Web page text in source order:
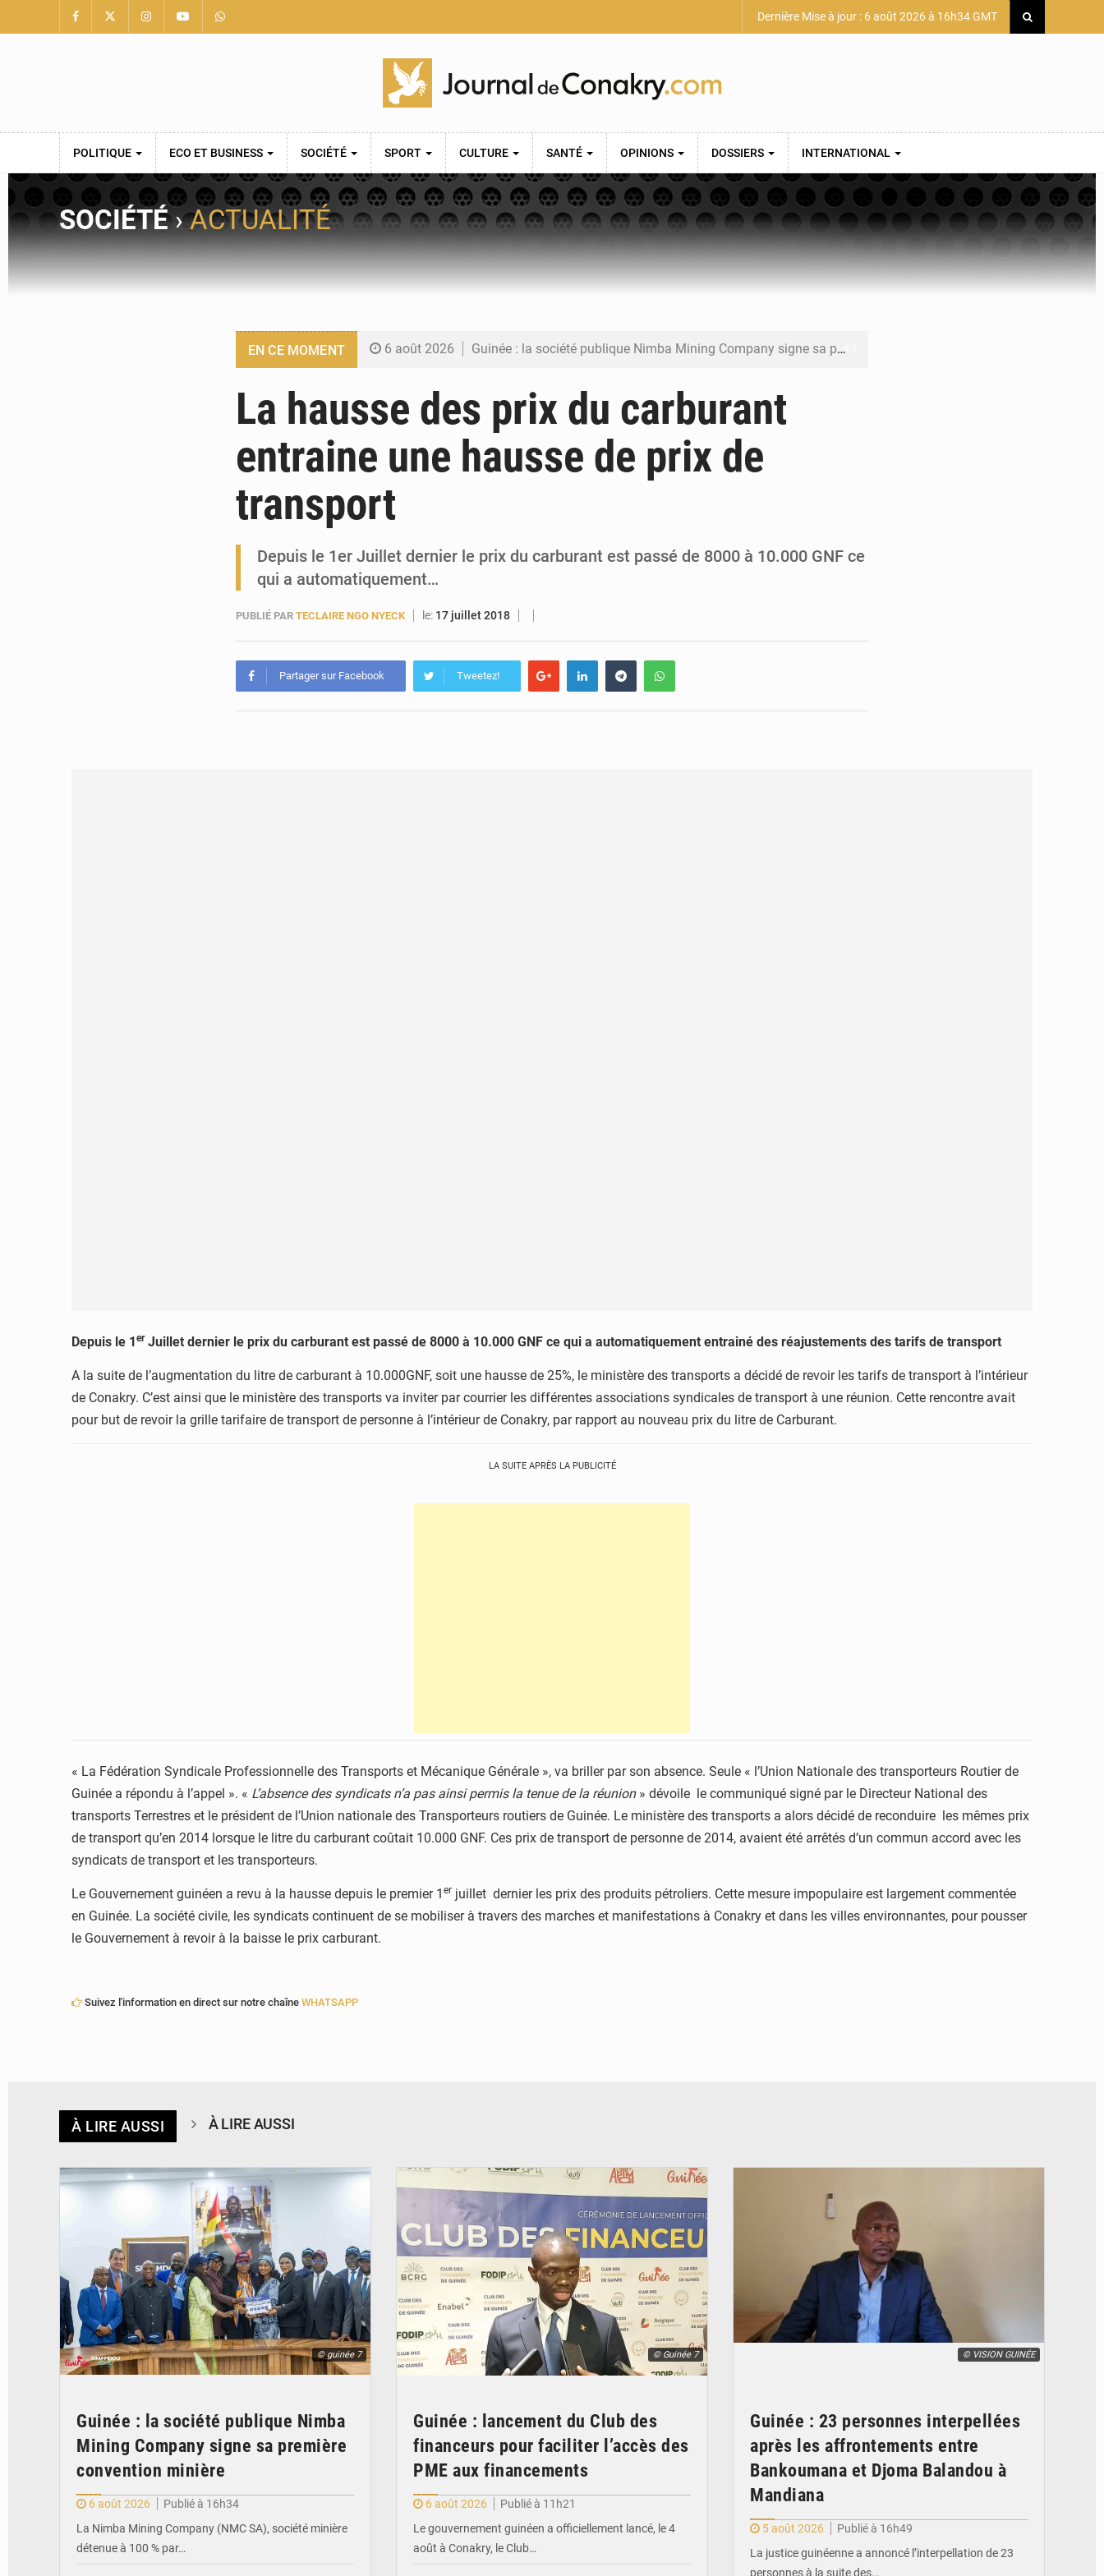
Dernière Mise à jour : 6 août 2026 à 16h34 GMT
POLITIQUE ECO ET BUSINESS SOCIÉTÉ SPORT CULTURE SANTÉ OPINIONS DOSSIERS INTERNATIONAL
SOCIÉTÉ›ACTUALITÉ
EN CE MOMENT 6 août 2026 Guinée : la société publique Nimba Mining Company signe sa première convention minière
5 août 2026 Guinée : 23 personnes interpellées après les affrontements entre Bankoumana et Djoma Balandou à Mandiana
5 août 2026 Guinée : Amara Camara prend la coordination de l’action de l’État en l’absence du président Mamadi Doumbouya
5 août 2026
La hausse des prix du carburant
entraine une hausse de prix de
transport
Depuis le 1er Juillet dernier le prix du carburant est passé de 8000 à 10.000 GNF ce
qui a automatiquement…
PUBLIÉ PAR TECLAIRE NGO NYECK le: 17 juillet 2018
Partager sur Facebook Tweetez!
Depuis le 1erJuillet dernier le prix du carburant est passé de 8000 à 10.000 GNF ce qui a automatiquement entrainé des réajustements des tarifs de transport
A la suite de l’augmentation du litre de carburant à 10.000GNF, soit une hausse de 25%, le ministère des transports a décidé de revoir les tarifs de transport à l’intérieur
de Conakry. C’est ainsi que le ministère des transports va inviter par courrier les différentes associations syndicales de transport à une réunion. Cette rencontre avait
pour but de revoir la grille tarifaire de transport de personne à l’intérieur de Conakry, par rapport au nouveau prix du litre de Carburant.
LA SUITE APRÈS LA PUBLICITÉ
« La Fédération Syndicale Professionnelle des Transports et Mécanique Générale », va briller par son absence. Seule « l’Union Nationale des transporteurs Routier de
Guinée a répondu à l’appel ». « L’absence des syndicats n’a pas ainsi permis la tenue de la réunion» dévoile le communiqué signé par le Directeur National des
transports Terrestres et le président de l’Union nationale des Transporteurs routiers de Guinée. Le ministère des transports a alors décidé de reconduire les mêmes prix
de transport qu’en 2014 lorsque le litre du carburant coûtait 10.000 GNF. Ces prix de transport de personne de 2014, avaient été arrêtés d’un commun accord avec les
syndicats de transport et les transporteurs.
Le Gouvernement guinéen a revu à la hausse depuis le premier 1 er juillet dernier les prix des produits pétroliers. Cette mesure impopulaire est largement commentée
en Guinée. La société civile, les syndicats continuent de se mobiliser à travers des marches et manifestations à Conakry et dans les villes environnantes, pour pousser
le Gouvernement à revoir à la baisse le prix carburant.
Suivez l'information en direct sur notre chaîne WHATSAPP
À LIRE AUSSI À LIRE AUSSI
© guinée 7
Guinée : la société publique Nimba
Mining Company signe sa première
convention minière
6 août 2026
Publié à 16h34
La Nimba Mining Company (NMC SA), société minière
détenue à 100 % par…
© Guinée 7
Guinée : lancement du Club des
financeurs pour faciliter l’accès des
PME aux financements
6 août 2026
Publié à 11h21
Le gouvernement guinéen a officiellement lancé, le 4
août à Conakry, le Club…
© VISION GUINÉE
Guinée : 23 personnes interpellées
après les affrontements entre
Bankoumana et Djoma Balandou à
Mandiana
5 août 2026
Publié à 16h49
La justice guinéenne a annoncé l’interpellation de 23
personnes à la suite des…